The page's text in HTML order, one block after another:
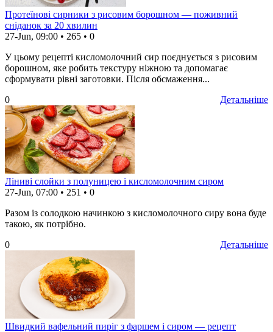
Протеїнові сирники з рисовим борошном — поживний
сніданок за 20 хвилин
27-Jun, 09:00 • 265 • 0
У цьому рецепті кисломолочний сир поєднується з рисовим
борошном, яке робить текстуру ніжною та допомагає
сформувати рівні заготовки. Після обсмаження...
Детальніше
0
Ліниві слойки з полуницею і кисломолочним сиром
27-Jun, 07:00 • 251 • 0
Разом із солодкою начинкою з кисломолочного сиру вона буде
такою, як потрібно.
Детальніше
0
Швидкий вафельний пиріг з фаршем і сиром — рецепт